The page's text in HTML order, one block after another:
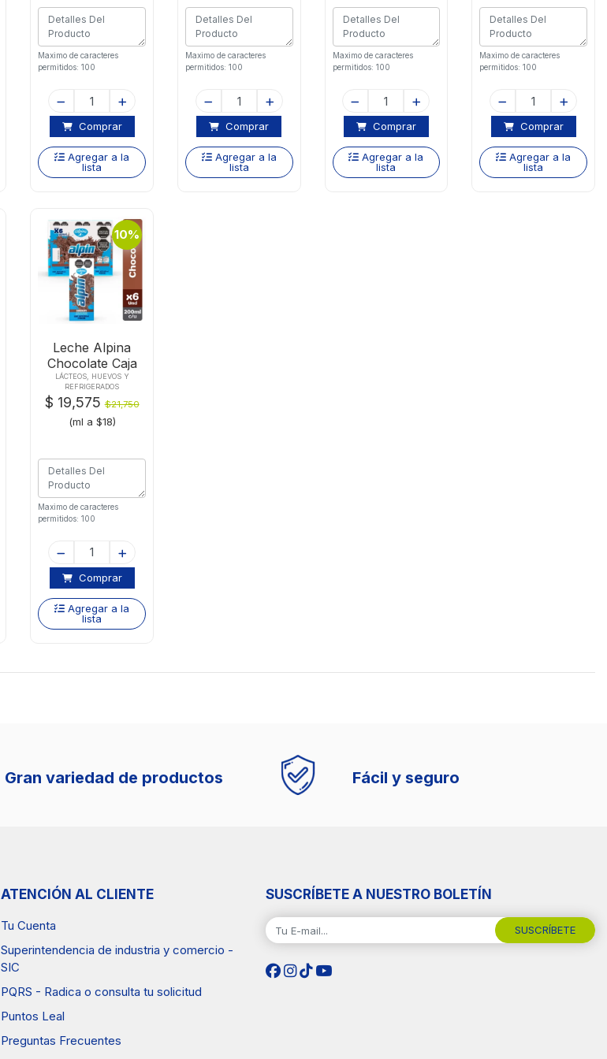
Maximo de caracteres
permitidos: 100
Comprar
Agregar a la
lista
Maximo de caracteres
permitidos: 100
Comprar
Agregar a la
lista
Maximo de caracteres
permitidos: 100
Comprar
Agregar a la
lista
Maximo de caracteres
permitidos: 100
Comprar
Agregar a la
lista
10%
Leche Alpina
Chocolate Caja
X200mlx6und
LÁCTEOS, HUEVOS Y
REFRIGERADOS
$ 19,575$21,750
(ml a $18)
Maximo de caracteres
permitidos: 100
Comprar
Agregar a la
lista
Gran variedad de productos Fácil y seguro
ATENCIÓN AL CLIENTE
Tu Cuenta
Superintendencia de industria y comercio -
SIC
PQRS - Radica o consulta tu solicitud
Puntos Leal
Preguntas Frecuentes
SUSCRÍBETE A NUESTRO BOLETÍN
SUSCRÍBETE